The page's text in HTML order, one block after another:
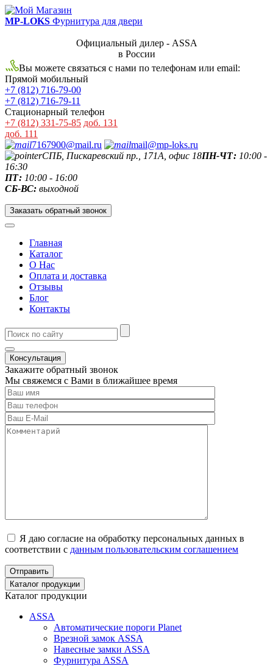
MP-LOKS Фурнитура для двери
Официальный дилер - ASSA
в России
Вы можете связаться с нами по телефонам или email:
Прямой мобильный
+7 (812) 716-79-00
+7 (812) 716-79-11
Стационарный телефон
+7 (812) 331-75-85 доб. 131
доб. 111
7167900@mail.ru
mail@mp-loks.ru
СПБ, Пискаревский пр., 171А, офис 18ПН-ЧТ: 10:00 -
16:30
ПТ: 10:00 - 16:00
СБ-ВС: выходной
Заказать обратный звонок
Главная
Каталог
О Нас
Оплата и доставка
Отзывы
Блог
Контакты
Консультация
Закажите обратный звонок
Мы свяжемся с Вами в ближайшее время
Я даю согласие на обработку персональных данных в
соответствии с данным пользовательским соглашением
Отправить
Каталог продукции
Каталог продукции
ASSA
Автоматические пороги Planet
Врезной замок ASSA
Навесные замки ASSA
Фурнитура ASSA